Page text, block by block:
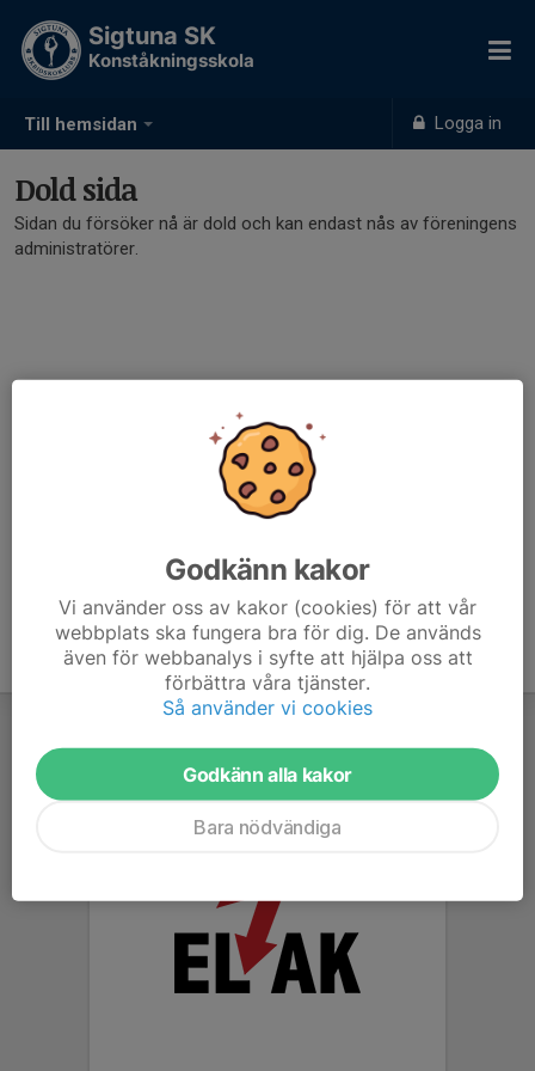
Till hemsidan Logga in
Sigtuna SK
Konståkningsskola
Dold sida
Sidan du försöker nå är dold och kan endast nås av föreningens
administratörer.
Godkänn kakor
Vi använder oss av kakor (cookies) för att vår
webbplats ska fungera bra för dig. De används
även för webbanalys i syfte att hjälpa oss att
förbättra våra tjänster.
Så använder vi cookies
Godkänn alla kakor
Bara nödvändiga